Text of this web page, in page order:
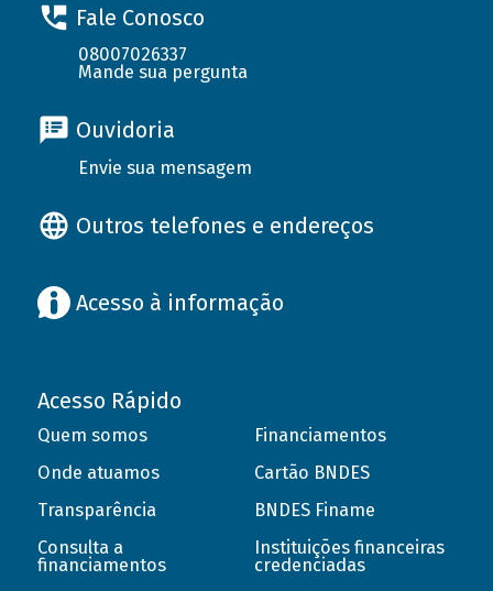
Fale Conosco
08007026337
Mande sua pergunta
Ouvidoria
Envie sua mensagem
Outros telefones e endereços
Acesso à informação
Acesso Rápido
Quem somos
Onde atuamos
Transparência
Consulta a
financiamentos
Financiamentos
Cartão BNDES
BNDES Finame
Instituições financeiras
credenciadas